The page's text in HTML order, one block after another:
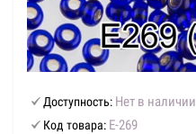
Доступность: Нет в наличии
Код товара: Е-269